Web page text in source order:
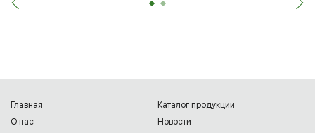
Главная
Каталог продукции
О нас
Новости